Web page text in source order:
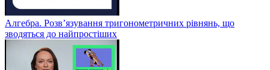
Алгебра. Розв’язування тригонометричних рівнянь, що
зводяться до найпростіших